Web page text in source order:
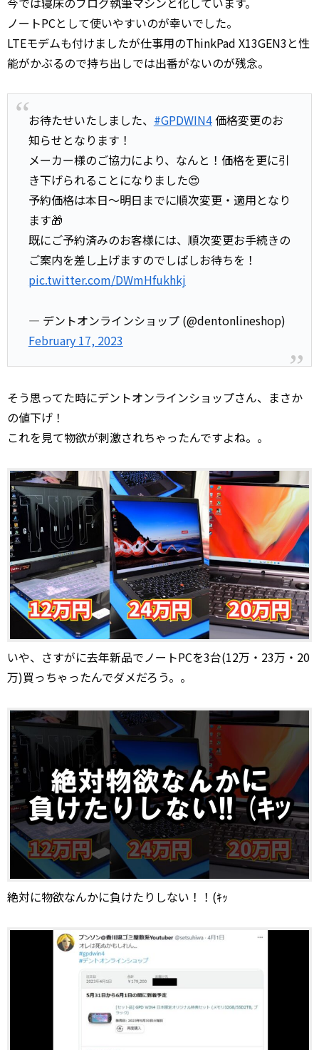
ノートPCとして使いやすいのが幸いでした。
LTEモデムも付けましたが仕事用のThinkPad X13GEN3と性
能がかぶるので持ち出しでは出番がないのが残念。
お待たせいたしました、 #GPDWIN4価格変更のお
知らせとなります！
メーカー様のご協力により、なんと！価格を更に引
き下げられることになりました😍
予約価格は本日～明日までに順次変更・適用となり
ます🎁
既にご予約済みのお客様には、順次変更お手続きの
ご案内を差し上げますのでしばしお待ちを！
pic.twitter.com/DWmHfukhkj
— デントオンラインショップ (@dentonlineshop)
February 17, 2023
そう思ってた時にデントオンラインショップさん、まさか
の値下げ！
これを見て物欲が刺激されちゃったんですよね。。
いや、さすがに去年新品でノートPCを3台(12万・23万・20
万)買っちゃったんでダメだろう。。
絶対に物欲なんかに負けたりしない！！(ｷｯ